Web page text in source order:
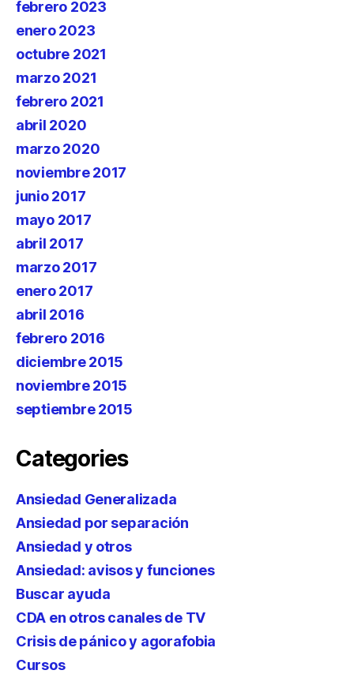
febrero 2023
enero 2023
octubre 2021
marzo 2021
febrero 2021
abril 2020
marzo 2020
noviembre 2017
junio 2017
mayo 2017
abril 2017
marzo 2017
enero 2017
abril 2016
febrero 2016
diciembre 2015
noviembre 2015
septiembre 2015
Categories
Ansiedad Generalizada
Ansiedad por separación
Ansiedad y otros
Ansiedad: avisos y funciones
Buscar ayuda
CDA en otros canales de TV
Crisis de pánico y agorafobia
Cursos